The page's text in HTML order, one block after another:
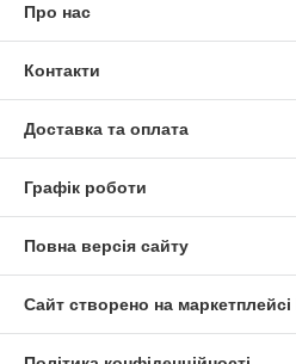
Про нас
Контакти
Доставка та оплата
Графік роботи
Повна версія сайту
Сайт створено на маркетплейсі